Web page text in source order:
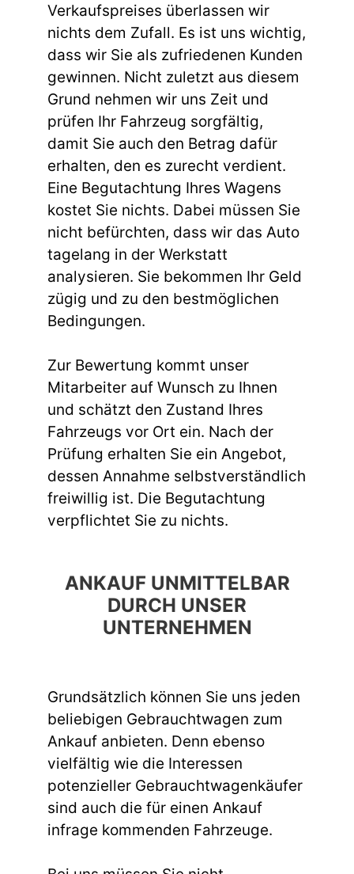
Verkaufspreises überlassen wir
nichts dem Zufall. Es ist uns wichtig,
dass wir Sie als zufriedenen Kunden
gewinnen. Nicht zuletzt aus diesem
Grund nehmen wir uns Zeit und
prüfen Ihr Fahrzeug sorgfältig,
damit Sie auch den Betrag dafür
erhalten, den es zurecht verdient.
Eine Begutachtung Ihres Wagens
kostet Sie nichts. Dabei müssen Sie
nicht befürchten, dass wir das Auto
tagelang in der Werkstatt
analysieren. Sie bekommen Ihr Geld
zügig und zu den bestmöglichen
Bedingungen.
Zur Bewertung kommt unser
Mitarbeiter auf Wunsch zu Ihnen
und schätzt den Zustand Ihres
Fahrzeugs vor Ort ein. Nach der
Prüfung erhalten Sie ein Angebot,
dessen Annahme selbstverständlich
freiwillig ist. Die Begutachtung
verpflichtet Sie zu nichts.
ANKAUF UNMITTELBAR
DURCH UNSER
UNTERNEHMEN
Grundsätzlich können Sie uns jeden
beliebigen Gebrauchtwagen zum
Ankauf anbieten. Denn ebenso
vielfältig wie die Interessen
potenzieller Gebrauchtwagenkäufer
sind auch die für einen Ankauf
infrage kommenden Fahrzeuge.